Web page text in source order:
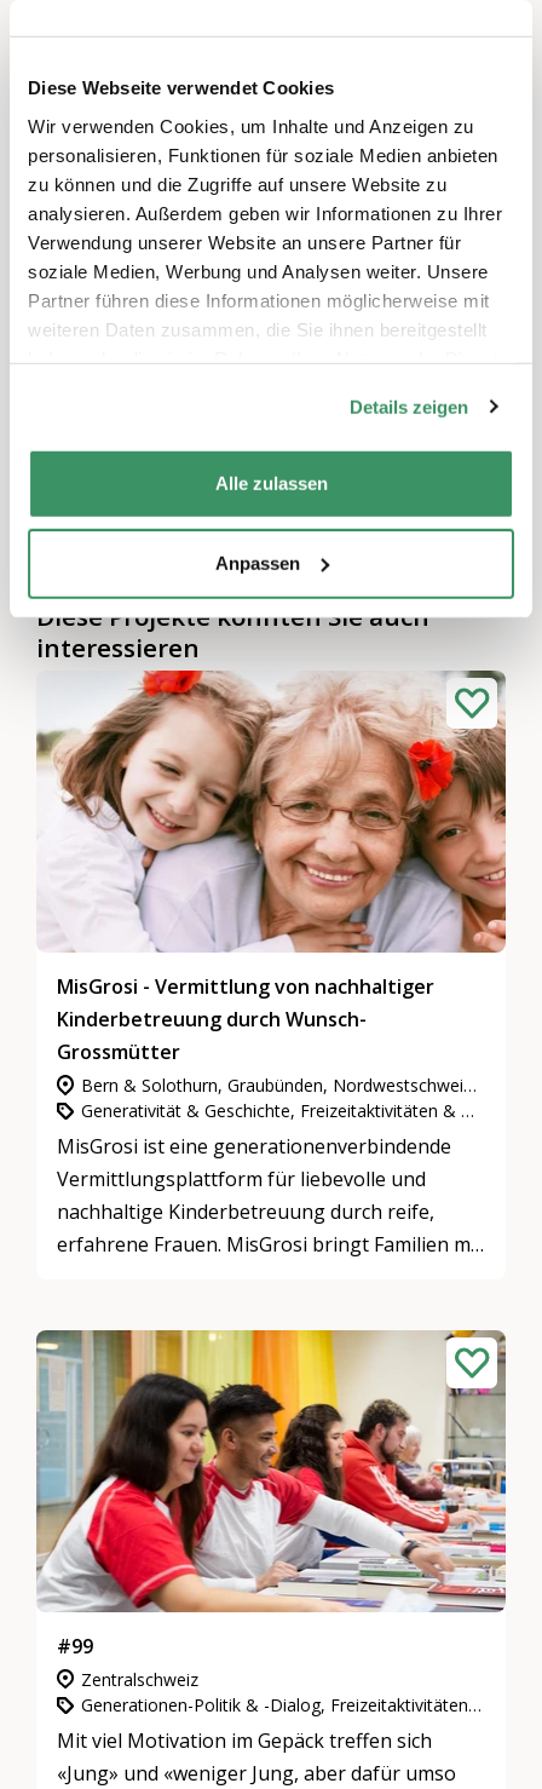
Diese Webseite verwendet Cookies
Wir verwenden Cookies, um Inhalte und Anzeigen zu
personalisieren, Funktionen für soziale Medien anbieten
zu können und die Zugriffe auf unsere Website zu
analysieren. Außerdem geben wir Informationen zu Ihrer
Verwendung unserer Website an unsere Partner für
soziale Medien, Werbung und Analysen weiter. Unsere
Partner führen diese Informationen möglicherweise mit
weiteren Daten zusammen, die Sie ihnen bereitgestellt
Details zeigen
Alle zulassen
Anpassen
MUNTERwegs
Zum Projekt
Weitere Projekt-News
30.06.2026
Entdeckungen – gemeinsam MUNTERwegs
Alle anzeigen
Diese Projekte könnten Sie auch
interessieren
MisGrosi - Vermittlung von nachhaltiger
Kinderbetreuung durch Wunsch-
Grossmütter
Bern & Solothurn, Graubünden, Nordwestschweiz, Ostschweiz, Ganze Schweiz, Zentralschweiz, Zürich
Generativität & Geschichte, Freizeitaktivitäten & Spiele, Mentoring
MisGrosi ist eine generationenverbindende
Vermittlungsplattform für liebevolle und
nachhaltige Kinderbetreuung durch reife,
erfahrene Frauen. MisGrosi bringt Familien mit
#99
Zentralschweiz
Generationen-Politik & -Dialog, Freizeitaktivitäten & Spiele, Gemeinnütziges Engagement
Mit viel Motivation im Gepäck treffen sich
«Jung» und «weniger Jung, aber dafür umso